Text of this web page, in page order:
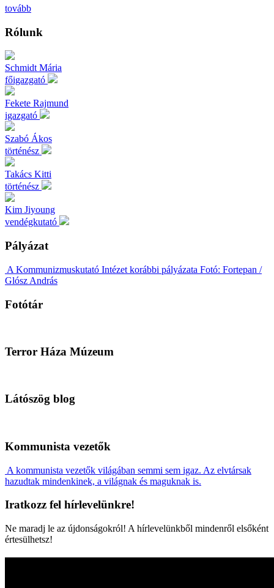
tovább
Rólunk
SchmidtMária
főigazgató
Fekete Rajmund
igazgató
Szabó Ákos
történész
Takács Kitti
történész
Kim Jiyoung
vendégkutató
Pályázat
A Kommunizmuskutató Intézet korábbi pályázata Fotó: Fortepan /
Glósz András
Fotótár
Terror Háza Múzeum
Látószög blog
Kommunista vezetők
A kommunista vezetők világában semmi sem igaz. Az elvtársak
hazudtak mindenkinek, a világnak és maguknak is.
Iratkozz fel hírlevelünkre!
Ne maradj le az újdonságokról! A hírlevelünkből mindenről elsőként
értesülhetsz!